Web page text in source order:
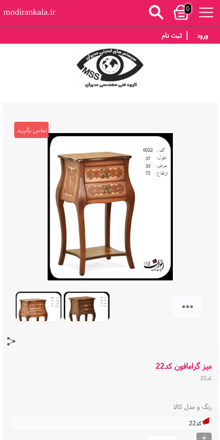
0
modirankala.ir
ورود ثبت نام
تماس بگیرید
...
میز گرامافون کد22
کد22
رنگ و مدل کالا
کد22
+